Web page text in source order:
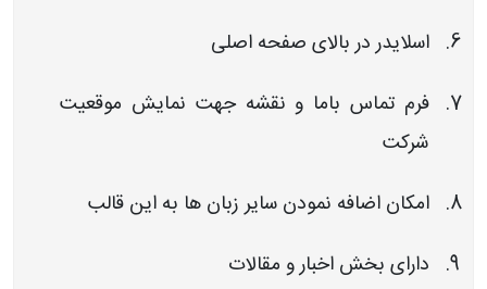
اسلایدر در بالای صفحه اصلی
فرم تماس باما و نقشه جهت نمایش موقعیت
شرکت
امکان اضافه نمودن سایر زبان ها به این قالب
دارای بخش اخبار و مقالات